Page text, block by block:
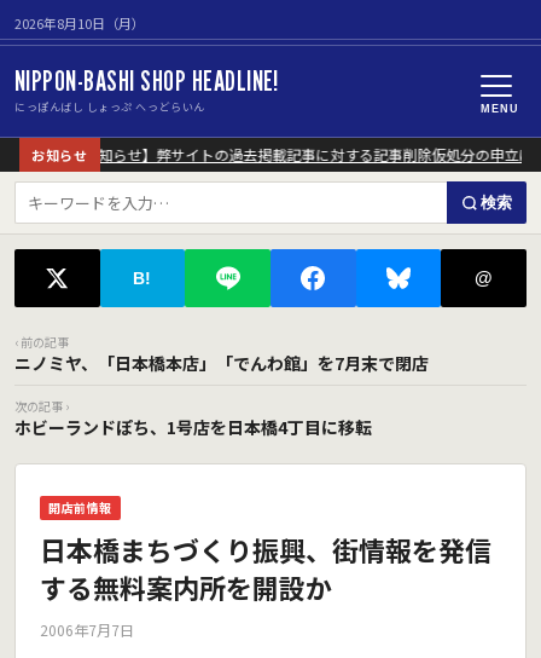
2026年8月10日（月）
NIPPON-BASHI SHOP HEADLINE!
にっぽんばし しょっぷ へっどらいん MENU
お知らせ
【重要なお知らせ】弊サイトの過去掲載記事に対する記事削除仮処分の申立に
検索
B! @
‹ 前の記事
ニノミヤ、「日本橋本店」「でんわ館」を7月末で閉店
次の記事 ›
ホビーランドぽち、1号店を日本橋4丁目に移転
開店前情報
日本橋まちづくり振興、街情報を発信
する無料案内所を開設か
2006年7月7日